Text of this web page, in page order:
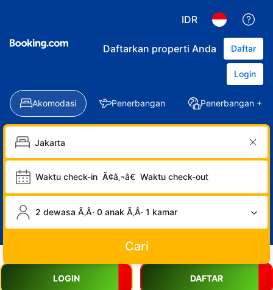
IDR
Daftarkan properti Anda Daftar
Login
Akomodasi Penerbangan Penerbangan +
Waktu check-in Ã¢â‚¬â€ Waktu check-out
2 dewasa Ã‚Â· 0 anak Ã‚Â· 1 kamar
Cari
LOGIN DAFTAR